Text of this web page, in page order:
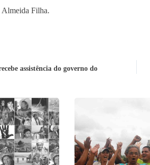
Filha.
assistência do governo do